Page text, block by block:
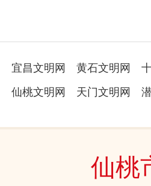
宜昌文明网 黄石文明网
仙桃文明网 天门文明网
仙桃